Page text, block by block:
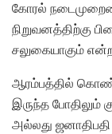
கோரல்
நிறுவனத்திற்கு
சலுகையாகும்
ஆரம்பத்தில்
இருந்த போதிலும்
அல்லது